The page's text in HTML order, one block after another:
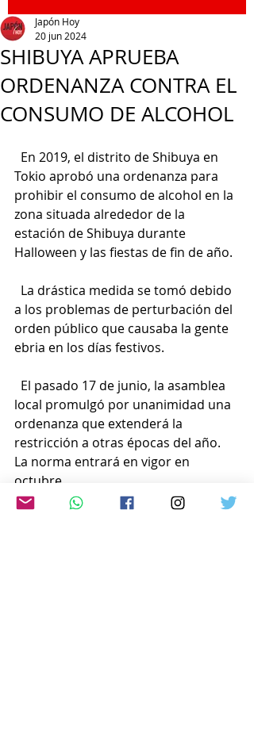
SHIBUYA APRUEBA
ORDENANZA CONTRA EL
CONSUMO DE ALCOHOL
Japón Hoy
20 jun 2024
En 2019, el distrito de Shibuya en
Tokio aprobó una ordenanza para
prohibir el consumo de alcohol en la
zona situada alrededor de la
estación de Shibuya durante
Halloween y las fiestas de fin de año.
La drástica medida se tomó debido
a los problemas de perturbación del
orden público que causaba la gente
ebria en los días festivos.
El pasado 17 de junio, la asamblea
local promulgó por unanimidad una
ordenanza que extenderá la
restricción a otras épocas del año.
La norma entrará en vigor en
octubre.
Con respecto al horario, la